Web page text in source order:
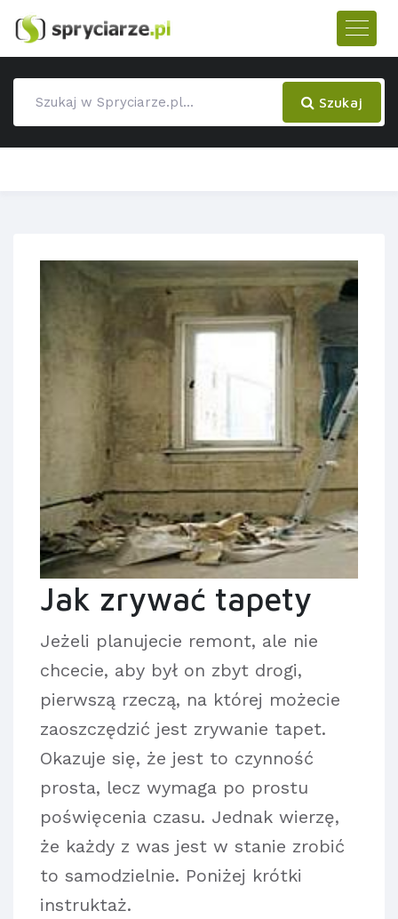
Szukaj
Jak zrywać tapety
Jeżeli planujecie remont, ale nie
chcecie, aby był on zbyt drogi,
pierwszą rzeczą, na której możecie
zaoszczędzić jest zrywanie tapet.
Okazuje się, że jest to czynność
prosta, lecz wymaga po prostu
poświęcenia czasu. Jednak wierzę,
że każdy z was jest w stanie zrobić
to samodzielnie. Poniżej krótki
instruktaż.